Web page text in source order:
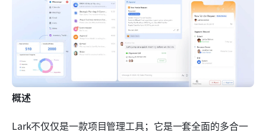
概述
Lark不仅仅是一款项目管理工具；它是一套全面的多合一